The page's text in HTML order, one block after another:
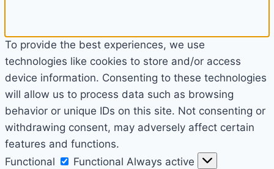
To provide the best experiences, we use
technologies like cookies to store and/or access
device information. Consenting to these technologies
will allow us to process data such as browsing
behavior or unique IDs on this site. Not consenting or
withdrawing consent, may adversely affect certain
features and functions.
Functional
Functional Always active